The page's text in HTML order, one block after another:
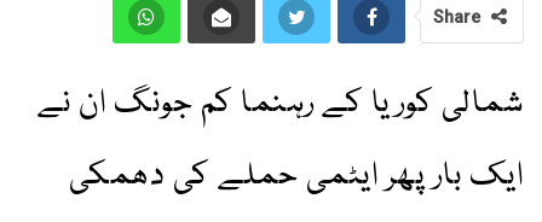
Share
شمالی کوریا کے رہنما کم جونگ ان نے
ایک بار پھر ایٹمی حملے کی دھمکی